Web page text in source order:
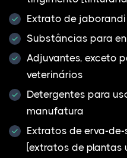
Extrato de
Substâncias para
Adjuvantes, exceto
veterinários
Detergentes para
manufatura
Extratos de erva-
[extratos de